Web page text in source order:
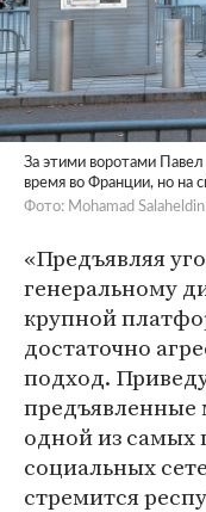
За этими воротами
время во Франции, но на
Фото: Mohamad
«Предъявляя
генеральному
крупной
достаточно
подход.
предъявленные
одной из самых
социальных
стремится